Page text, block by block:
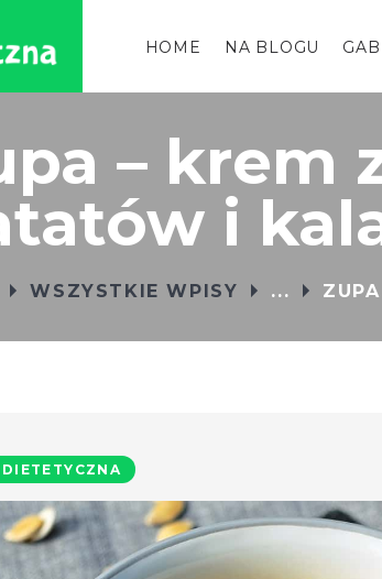
HOME NA BLOGU
– krem
i
WSZYSTKIE WPISY ...